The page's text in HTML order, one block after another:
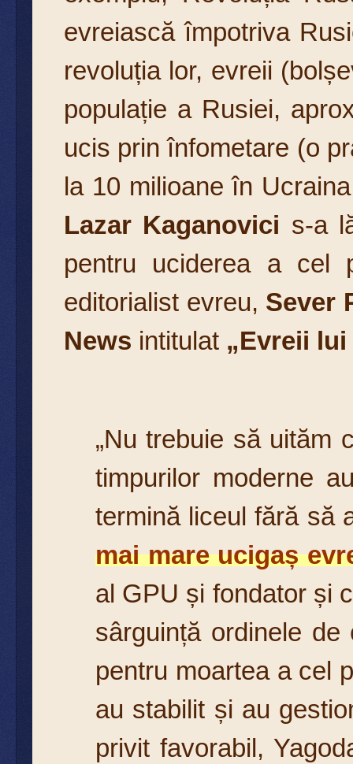
evreiască împotriva
revoluția lor, evreii
populație a Rusiei,
ucis prin înfometare (o
la 10 milioane în
Lazar Kaganovici s-a
pentru uciderea a cel
editorialist evreu, Sever
News intitulat „Evreii
„Nu trebuie să uităm
timpurilor moderne
termină liceul fără să
mai mare ucigaș
al GPU și fondator și
sârguință ordinele
pentru moartea a cel
au stabilit și au
privit favorabil,